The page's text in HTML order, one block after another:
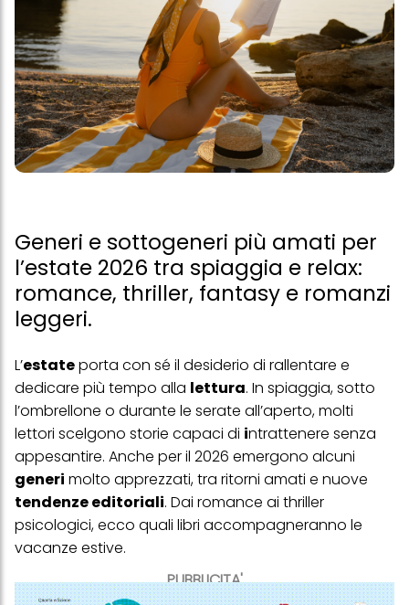
Generi e sottogeneri più amati per
l’estate 2026 tra spiaggia e relax:
romance, thriller, fantasy e romanzi
leggeri.
PUBBLICITA'
L’estateporta con sé il desiderio di rallentare e
dedicare più tempo alla lettura. In spiaggia, sotto
l’ombrellone o durante le serate all’aperto, molti
lettori scelgono storie capaci di intrattenere senza
appesantire. Anche per il 2026 emergono alcuni
generi molto apprezzati, tra ritorni amati e nuove
tendenze editoriali. Dai romance ai thriller
psicologici, ecco quali libri accompagneranno le
vacanze estive.